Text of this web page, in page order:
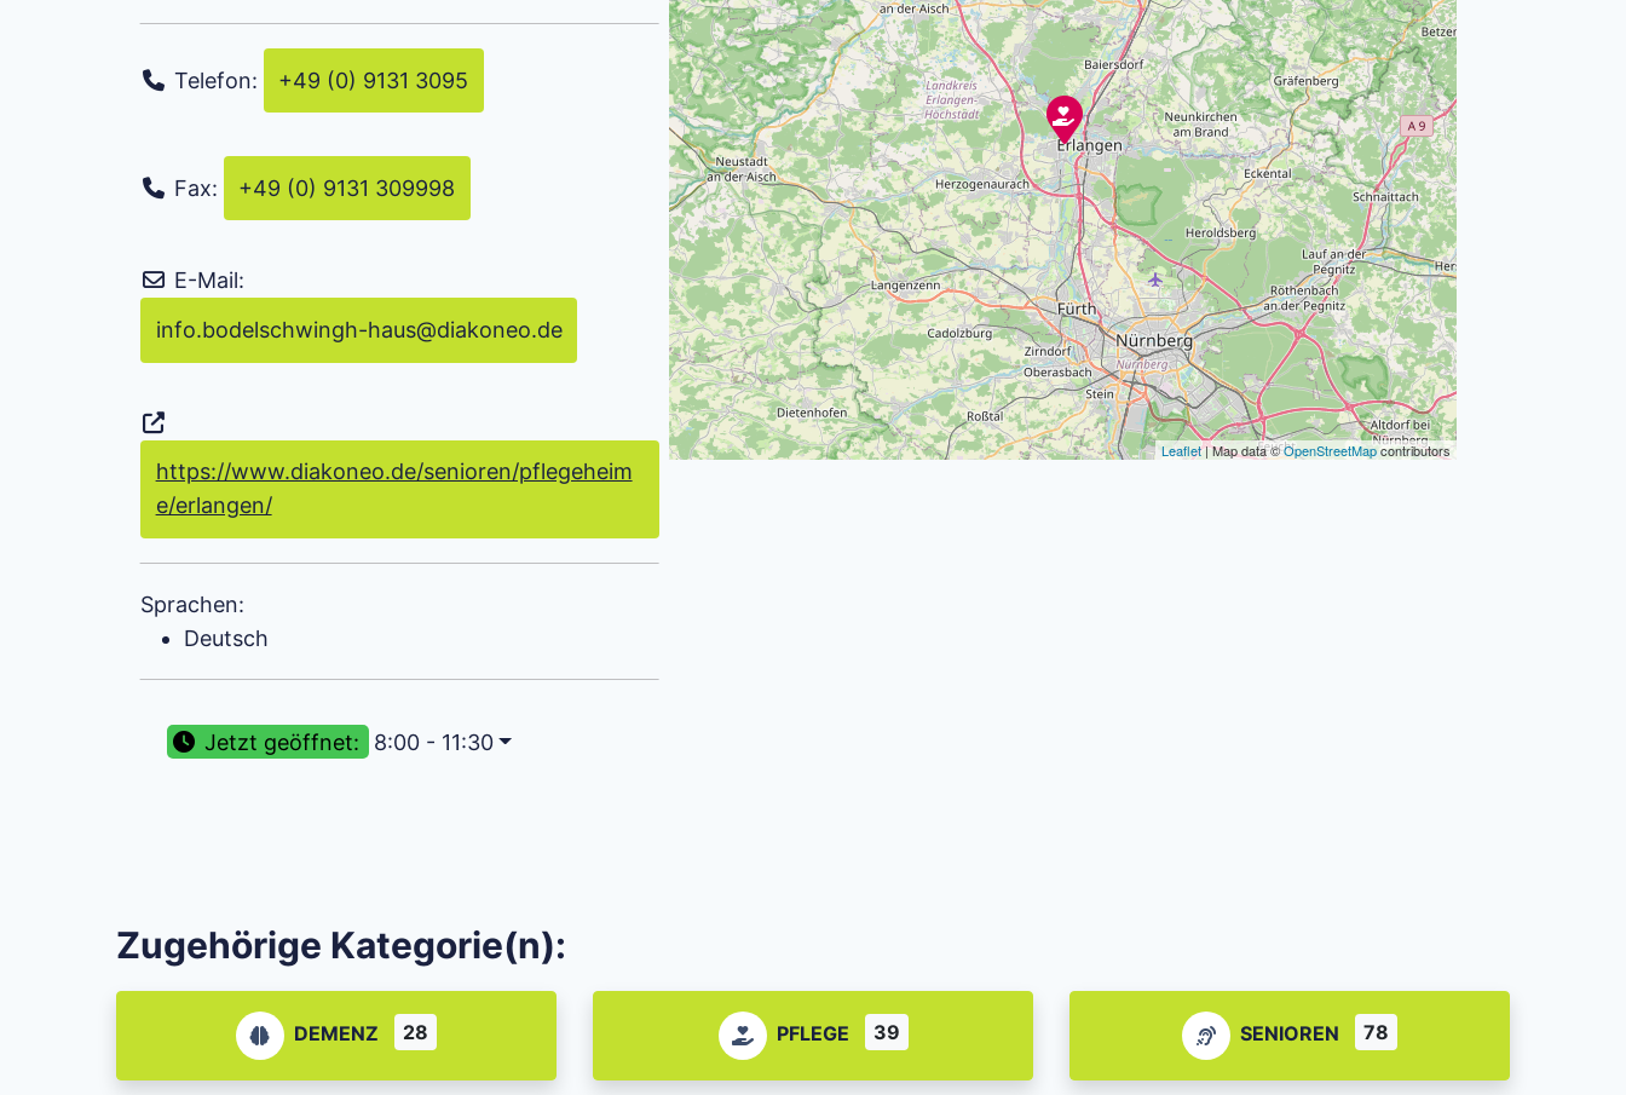
Telefon: +49 (0) 9131 3095
Fax: +49 (0) 9131 309998
E-Mail:
info.bodelschwingh-haus@diakoneo.de
https://www.diakoneo.de/senioren/pflegeheim
e/erlangen/
Sprachen:
Deutsch
Jetzt geöffnet: 8:00 - 11:30
Leaflet| Map data ©OpenStreetMapcontributors
Zugehörige Kategorie(n):
DEMENZ 28 PFLEGE 39 SENIOREN 78